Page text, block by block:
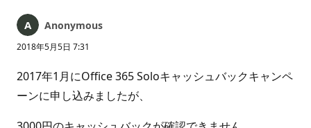
Anonymous
2018年5月5日 7:31
2017年1月にOffice 365 Soloキャッシュバックキャンペ
ーンに申し込みましたが、